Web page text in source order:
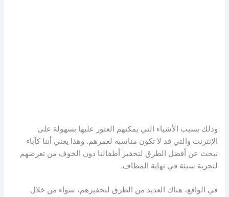
وذلك بسبب الأشياء التي يمكنهم العثور عليها بسهولة على
الإنترنت والتي قد لا تكون مناسبة لعمرهم. وهذا يعني أننا كآباء
نبحث عن أفضل الطرق لتحفيز أطفالنا دون الخوف من تعرضهم
لتجربة سيئة في نهاية المطاف.
في الواقع، هناك العديد من الطرق لتحفيزهم، سواء من خلال